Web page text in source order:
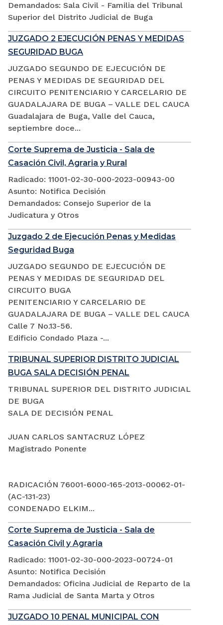
Demandados: Sala Civil - Familia del Tribunal
Superior del Distrito Judicial de Buga
JUZGADO 2 EJECUCIÓN PENAS Y MEDIDAS
SEGURIDAD BUGA
JUZGADO SEGUNDO DE EJECUCIÓN DE
PENAS Y MEDIDAS DE SEGURIDAD DEL
CIRCUITO PENITENCIARIO Y CARCELARIO DE
GUADALAJARA DE BUGA – VALLE DEL CAUCA
Guadalajara de Buga, Valle del Cauca,
septiembre doce...
Corte Suprema de Justicia - Sala de
Casación Civil, Agraria y Rural
Radicado: 11001-02-30-000-2023-00943-00
Asunto: Notifica Decisión
Demandados: Consejo Superior de la
Judicatura y Otros
Juzgado 2 de Ejecución Penas y Medidas
Seguridad Buga
JUZGADO SEGUNDO DE EJECUCIÓN DE
PENAS Y MEDIDAS DE SEGURIDAD DEL
CIRCUITO BUGA
PENITENCIARIO Y CARCELARIO DE
GUADALAJARA DE BUGA – VALLE DEL CAUCA
Calle 7 No.13-56.
Edificio Condado Plaza -...
TRIBUNAL SUPERIOR DISTRITO JUDICIAL
BUGA SALA DECISIÓN PENAL
TRIBUNAL SUPERIOR DEL DISTRITO JUDICIAL
DE BUGA
SALA DE DECISIÓN PENAL
JUAN CARLOS SANTACRUZ LÓPEZ
Magistrado Ponente
RADICACIÓN 76001-6000-165-2013-00062-01-
(AC-131-23)
CONDENADO ELKIM...
Corte Suprema de Justicia - Sala de
Casación Civil y Agraria
Radicado: 11001-02-30-000-2023-00724-01
Asunto: Notifica Decisión
Demandados: Oficina Judicial de Reparto de la
Rama Judicial de Santa Marta y Otros
JUZGADO 10 PENAL MUNICIPAL CON